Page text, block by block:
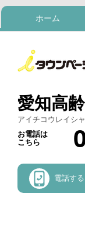
ホーム
愛知高
アイチコウレイシ
お電話は
こちら
電話する